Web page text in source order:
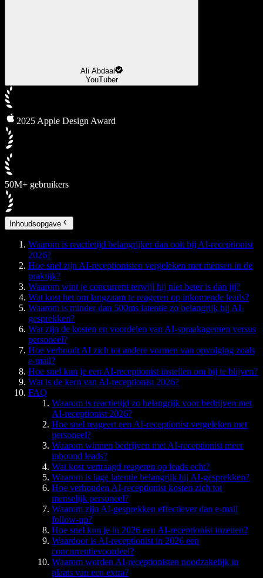
Ali Abdaal
YouTuber
2025 Apple Design Award
50M+ gebruikers
Inhoudsopgave
Waarom is reactietijd belangrijker dan ooit bij AI-receptionist
2026?
Hoe snel zijn AI-receptionisten vergeleken met mensen in de
praktijk?
Waarom wint je concurrent terwijl hij niet beter is dan jij?
Wat kost het om langzaam te reageren op inkomende leads?
Waarom is minder dan 500ms latentie zo belangrijk bij AI-
gesprekken?
Wat zijn de kosten en voordelen van AI-spraakagenten versus
personeel?
Hoe verhoudt AI zich tot andere vormen van opvolging zoals
e-mail?
Hoe snel kun je een AI-receptionist instellen om bij te blijven?
Wat is de kern van AI-receptionist 2026?
FAQ
Waarom is reactietijd zo belangrijk voor bedrijven met
AI-receptionist 2026?
Hoe snel reageert een AI-receptionist vergeleken met
personeel?
Waarom winnen bedrijven met AI-receptionist meer
inbound leads?
Wat kost vertraagd reageren op leads echt?
Waarom is lage latentie belangrijk bij AI-gesprekken?
Hoe verhouden AI-receptionist kosten zich tot
menselijk personeel?
Waarom zijn AI-gesprekken effectiever dan e-mail
follow-up?
Hoe snel kun je in 2026 een AI-receptionist inzetten?
Waardoor is AI-receptionist in 2026 een
concurrentievoordeel?
Waarom worden AI-receptionisten noodzakelijk in
plaats van een extra?